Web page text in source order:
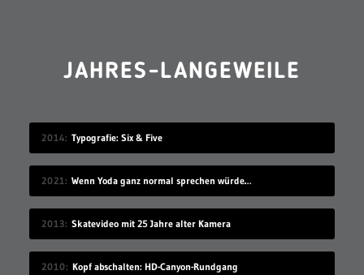
JAHRES-LANGEWEILE
2014 Typografie: Six & Five
2021 Wenn Yoda ganz normal sprechen würde…
2013 Skatevideo mit 25 Jahre alter Kamera
2010 Kopf abschalten: HD-Canyon-Rundgang